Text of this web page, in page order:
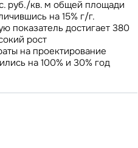
руб./кв. м общей площади
на 15% г/г.
показатель достигает 380
рост
на проектирование
на 100% и 30% год
стабилизация затрат
дальнейшему